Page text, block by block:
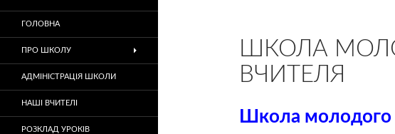
ШКОЛА
ВЧИТЕЛЯ
Школа молодого
ГОЛОВНА
ПРО ШКОЛУ
АДМІНІСТРАЦІЯ ШКОЛИ
НАШІ ВЧИТЕЛІ
РОЗКЛАД УРОКІВ